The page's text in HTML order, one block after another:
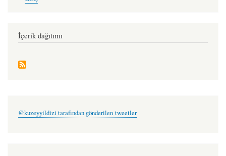
özgür
İçerik dağıtımı
@kuzeyyildizi tarafından gönderilen tweetler